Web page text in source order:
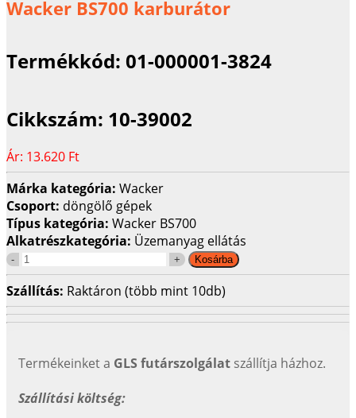
Wacker BS700 karburátor
Termékkód: 01-000001-3824
Cikkszám: 10-39002
Ár: 13.620 Ft
Márka kategória: Wacker
Csoport: döngölő gépek
Típus kategória: Wacker BS700
Alkatrészkategória: Üzemanyag ellátás
Szállítás: Raktáron (több mint 10db)
Termékeinket a GLS futárszolgálat szállítja házhoz.
Szállítási költség: